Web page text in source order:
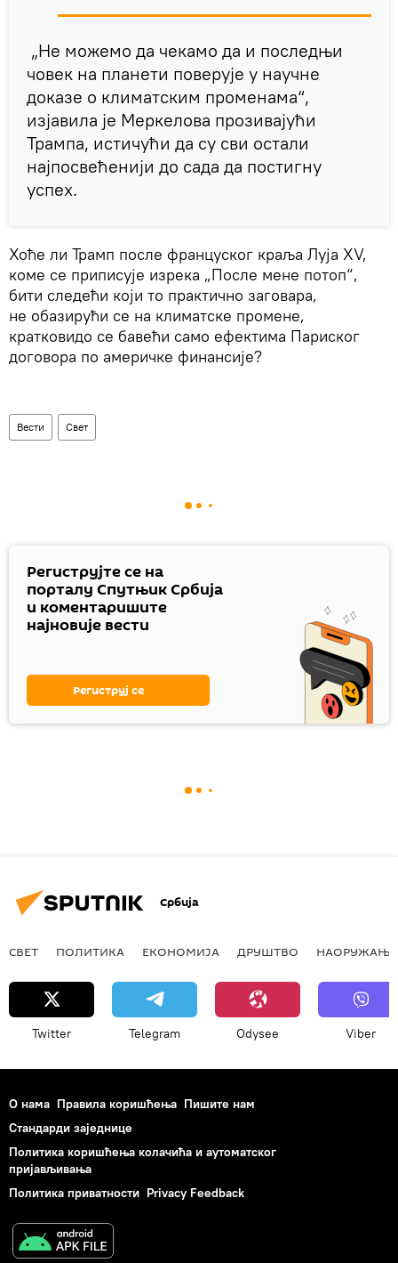
„Не можемо да чекамо да и последњи
човек на планети поверује у научне
доказе о климатским променама“,
изјавила је Меркелова прозивајући
Трампа, истичући да су сви остали
најпосвећенији до сада да постигну
успех.
Хоће ли Трамп после француског краља Луја XV,
коме се приписује изрека „После мене потоп“,
бити следећи који то практично заговара,
не обазирући се на климатске промене,
кратковидо се бавећи само ефектима Париског
договора по америчке финансије?
Вести Свет
Региструјте се на
порталу Спутњик Србија
и коментаришите
најновије вести
Региструј се
Србија
СВЕТ ПОЛИТИКА ЕКОНОМИЈА ДРУШТВО НАОРУЖАЊЕ
Twitter Telegram Odysee Viber
О нама Правила коришћења Пишите нам
Стандарди заједнице
Политика коришћења колачића и аутоматског
пријављивања
Политика приватности Privacy Feedback